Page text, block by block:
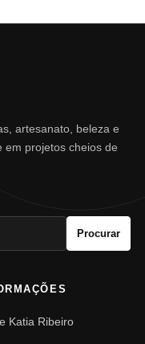
artesanato, beleza e
em projetos cheios de
Procurar
Katia Ribeiro